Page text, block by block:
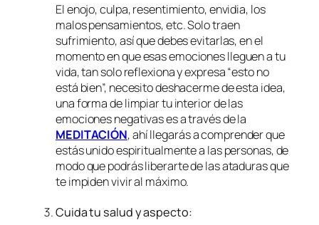
El enojo, culpa, resentimiento, envidia, los
malos pensamientos, etc. Solo traen
sufrimiento, así que debes evitarlas, en el
momento en que esas emociones lleguen a tu
vida, tan solo reflexiona y expresa “esto no
está bien”, necesito deshacerme de esta idea,
una forma de limpiar tu interior de las
emociones negativas es a través de la
MEDITACIÓN, ahí llegarás a comprender que
estás unido espiritualmente a las personas, de
modo que podrás liberarte de las ataduras que
te impiden vivir al máximo.
Cuida tu salud y aspecto: